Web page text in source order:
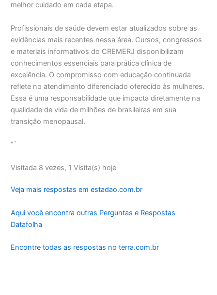
melhor cuidado em cada etapa.
Profissionais de saúde devem estar atualizados sobre as
evidências mais recentes nessa área. Cursos, congressos
e materiais informativos do CREMERJ disponibilizam
conhecimentos essenciais para prática clínica de
excelência. O compromisso com educação continuada
reflete no atendimento diferenciado oferecido às mulheres.
Essa é uma responsabilidade que impacta diretamente na
qualidade de vida de milhões de brasileiras em sua
transição menopausal.
“`
Visitada 8 vezes, 1 Visita(s) hoje
Veja mais respostas em estadao.com.br
Aqui você encontra outras Perguntas e Respostas
Datafolha
Encontre todas as respostas no terra.com.br